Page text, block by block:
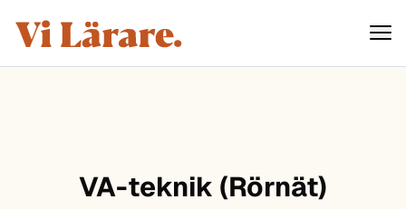
Hoppa till innehåll
ViLärare
VA-teknik (Rörnät)